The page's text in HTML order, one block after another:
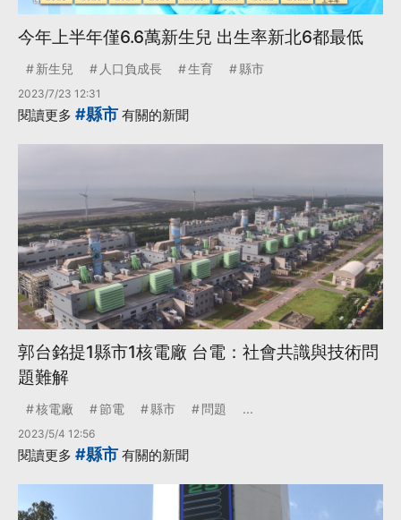
今年上半年僅6.6萬新生兒 出生率新北6都最低
新生兒 人口負成長 生育 縣市
2023/7/23 12:31
閱讀更多 #縣市 有關的新聞
郭台銘提1縣市1核電廠 台電：社會共識與技術問
題難解
核電廠 節電 縣市 問題 ...
2023/5/4 12:56
閱讀更多 #縣市 有關的新聞